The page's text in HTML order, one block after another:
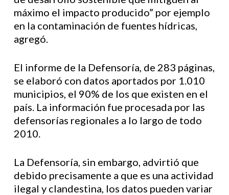
máximo el impacto producido” por ejemplo
en la contaminación de fuentes hídricas,
agregó.
El informe de la Defensoría, de 283 páginas,
se elaboró con datos aportados por 1.010
municipios, el 90% de los que existen en el
país. La información fue procesada por las
defensorías regionales a lo largo de todo
2010.
La Defensoría, sin embargo, advirtió que
debido precisamente a que es una actividad
ilegal y clandestina, los datos pueden variar